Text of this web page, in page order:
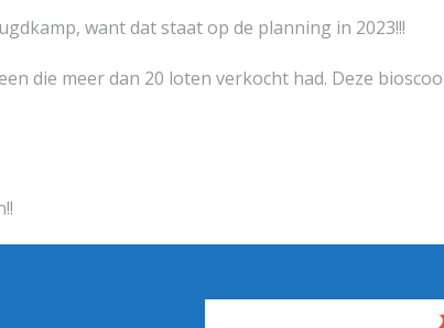
want dat staat op de planning in 2023!!!
die meer dan 20 loten verkocht had. Deze